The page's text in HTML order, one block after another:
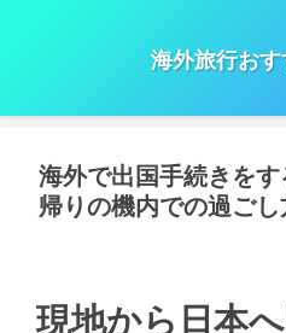
海外旅行お
海外で出国手続きをす
帰りの機内での過ごし
現地から日本